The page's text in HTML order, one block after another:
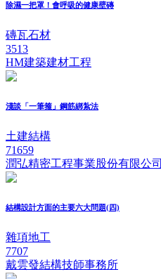
除濕一把罩！會呼吸的健康壁磚
磚瓦石材
3513
HM建築建材工程
淺談「一筆箍」鋼筋綁紮法
土建結構
71659
潤弘精密工程事業股份有限公司
結構設計方面的主要六大問題(四)
雜項地工
7707
戴雲發結構技師事務所